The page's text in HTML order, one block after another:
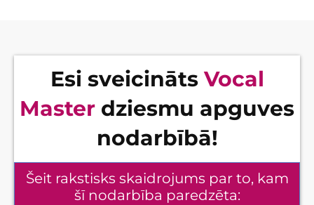
Esi sveicināts Vocal
Master dziesmu apguves
nodarbībā!
Šeit rakstisks skaidrojums par to, kam
šī nodarbība paredzēta: